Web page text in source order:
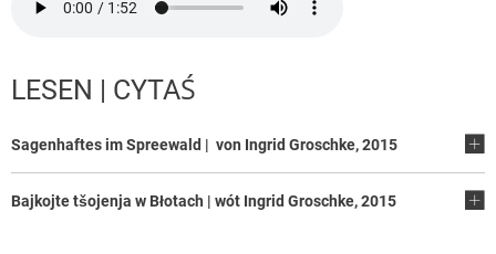
LESEN | CYTAŚ
Sagenhaftes im Spreewald | von Ingrid Groschke, 2015
Bajkojte tšojenja w Błotach | wót Ingrid Groschke, 2015